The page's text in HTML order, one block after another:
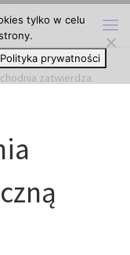
zatwierdza
tylko w celu
Polityka prywatności